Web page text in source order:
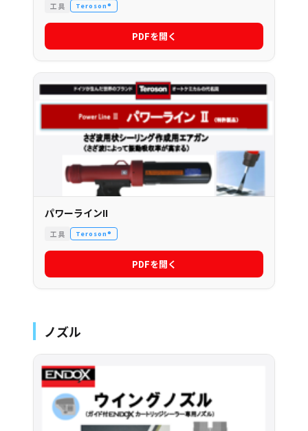
工具 Teroson®
PDFを開く
パワーラインII
工具 Teroson®
PDFを開く
ノズル